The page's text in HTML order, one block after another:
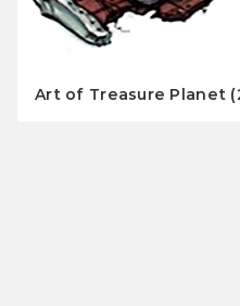
Art of Treasure Planet